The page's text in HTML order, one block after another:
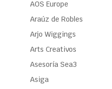
AOS Europe
Araúz de Robles
Arjo Wiggings
Arts Creativos
Asesoría Sea3
Asiga